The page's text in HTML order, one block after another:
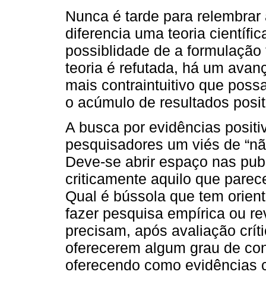
Nunca é tarde para
diferencia uma teoria
possiblidade de a
teoria é refutada, há um
mais contraintuitivo que
o acúmulo de resultados
A busca por evidências
pesquisadores um viés de
Deve-se abrir espaço nas
criticamente aquilo que
Qual é bússola que tem
fazer pesquisa empírica ou
precisam, após avaliação
oferecerem algum grau de
oferecendo como evidências